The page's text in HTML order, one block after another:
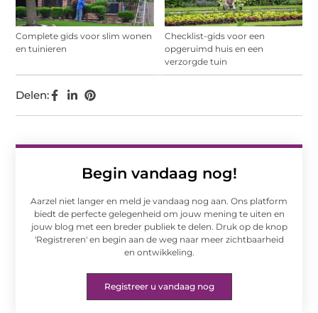
Complete gids voor slim wonen
en tuinieren
Checklist-gids voor een
opgeruimd huis en een
verzorgde tuin
Begin vandaag nog!
Aarzel niet langer en meld je vandaag nog aan. Ons platform
biedt de perfecte gelegenheid om jouw mening te uiten en
jouw blog met een breder publiek te delen. Druk op de knop
'Registreren' en begin aan de weg naar meer zichtbaarheid
en ontwikkeling.
Registreer u vandaag nog
Delen: